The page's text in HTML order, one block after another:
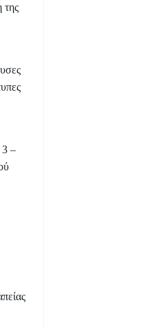
της
3 –